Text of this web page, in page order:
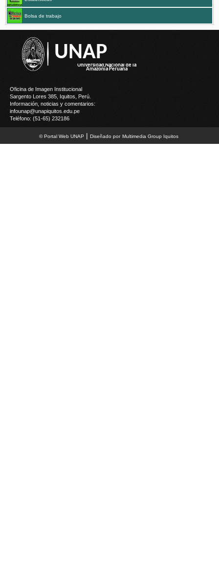
Bolsa de trabajo
UNAP
Oficina de Imagen Institucional
Sargento Lores 385, Iquitos, Perú.
Información, noticias y comentarios:
infounap@unapiquitos.edu.pe
Teléfono: (51-65) 232186
© Portal Web UNAP | Diseñado por Multimedia Group Iquitos